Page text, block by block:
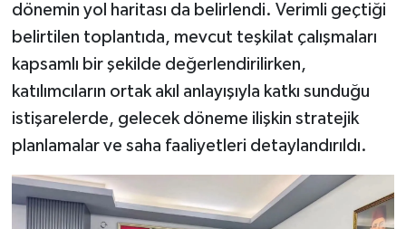
dönemin yol haritası da belirlendi. Verimli geçtiği
belirtilen toplantıda, mevcut teşkilat çalışmaları
kapsamlı bir şekilde değerlendirilirken,
katılımcıların ortak akıl anlayışıyla katkı sunduğu
istişarelerde, gelecek döneme ilişkin stratejik
planlamalar ve saha faaliyetleri detaylandırıldı.